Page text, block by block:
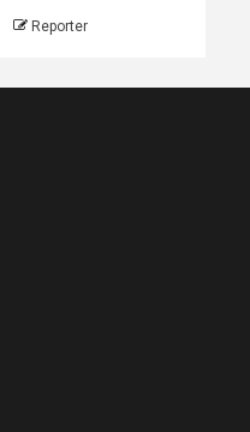
Reporter